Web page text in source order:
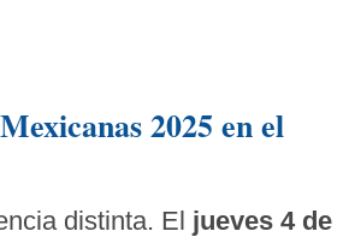
2025 en el
distinta. El jueves 4 de